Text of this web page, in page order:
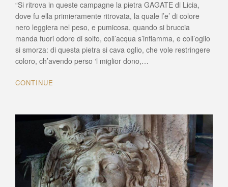
(CS).
Sapete
che
lì
proliferava
LA
“Si ritrova in queste campagne la pietra GAGATE di Licia,
dove fu ella primieramente ritrovata, la quale l’e’ di colore
nero leggiera nel peso, e pumicosa, quando si bruccia
manda fuori odore di solfo, coll’acqua s’infiamma, e coll’oglio
si smorza: di questa pietra si cava oglio, che vole restringere
coloro, ch’avendo perso ‘l miglior dono,…
CONTINUE